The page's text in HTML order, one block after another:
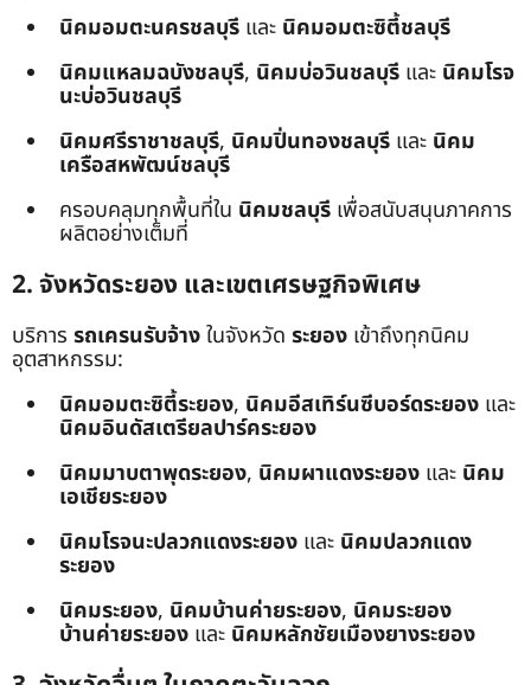
นิคมอมตะนครชลบุรี และ นิคมอมตะซิตี้ชลบุรี
นิคมแหลมฉบังชลบุรี, นิคมบ่อวินชลบุรี และ นิคมโรจ
นะบ่อวินชลบุรี
นิคมศรีราชาชลบุรี, นิคมปิ่นทองชลบุรี และ นิคม
เครือสหพัฒน์ชลบุรี
ครอบคลุมทุกพื้นที่ใน นิคมชลบุรี เพื่อสนับสนุนภาคการ
ผลิตอย่างเต็มที่
2. จังหวัดระยอง และเขตเศรษฐกิจพิเศษ
บริการ รถเครนรับจ้างในจังหวัด ระยอง เข้าถึงทุกนิคม
อุตสาหกรรม:
นิคมอมตะซิตี้ระยอง, นิคมอีสเทิร์นซีบอร์ดระยอง และ
นิคมอินดัสเตรียลปาร์คระยอง
นิคมมาบตาพุดระยอง, นิคมผาแดงระยอง และ นิคม
เอเชียระยอง
นิคมโรจนะปลวกแดงระยอง และ นิคมปลวกแดง
ระยอง
นิคมระยอง, นิคมบ้านค่ายระยอง, นิคมระยอง
บ้านค่ายระยอง และ นิคมหลักชัยเมืองยางระยอง